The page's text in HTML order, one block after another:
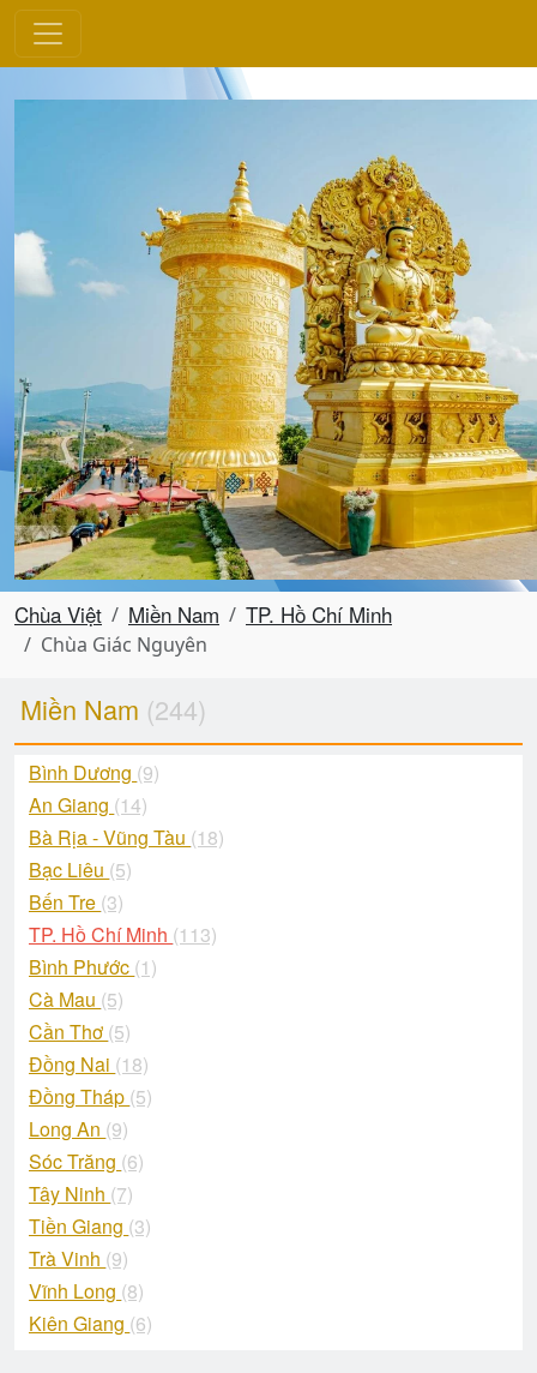
Chùa Việt Miền Nam TP. Hồ Chí Minh
Chùa Giác Nguyên
Miền Nam (244)
Bình Dương (9)
An Giang (14)
Bà Rịa - Vũng Tàu (18)
Bạc Liêu (5)
Bến Tre (3)
TP. Hồ Chí Minh (113)
Bình Phước (1)
Cà Mau (5)
Cần Thơ (5)
Đồng Nai (18)
Đồng Tháp (5)
Long An (9)
Sóc Trăng (6)
Tây Ninh (7)
Tiền Giang (3)
Trà Vinh (9)
Vĩnh Long (8)
Kiên Giang (6)